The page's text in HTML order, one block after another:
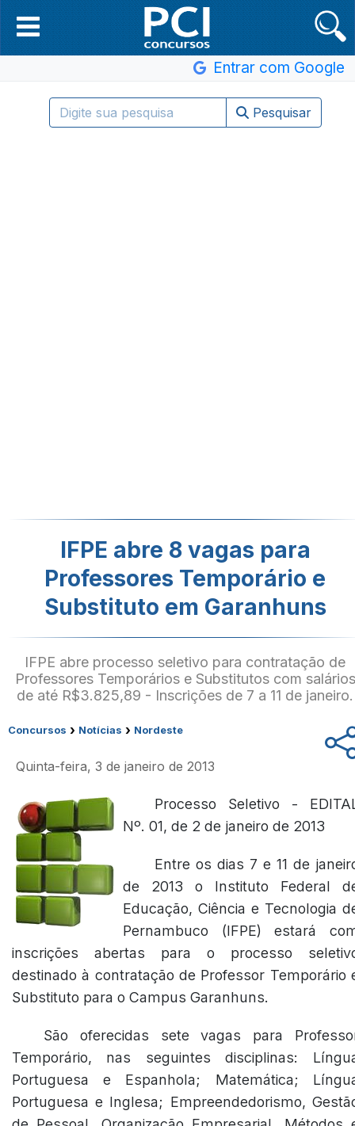
Entrar com Google
Pesquisar
IFPE abre 8 vagas para
Professores Temporário e
Substituto em Garanhuns
IFPE abre processo seletivo para contratação de
Professores Temporários e Substitutos com salários
de até R$3.825,89 - Inscrições de 7 a 11 de janeiro.
Concursos › Notícias › Nordeste
Quinta-feira, 3 de janeiro de 2013
Processo Seletivo -
Nº. 01, de 2 de janeiro de 2013
Entre os dias 7 e 11 de
de 2013 o Instituto Federal
Educação, Ciência e Tecnologia
Pernambuco (IFPE) estará
inscrições abertas para o processo
destinado à contratação de Professor Temporário
Substituto para o Campus Garanhuns.
São oferecidas sete vagas para
Temporário, nas seguintes disciplinas:
Portuguesa e Espanhola; Matemática;
Portuguesa e Inglesa; Empreendedorismo,